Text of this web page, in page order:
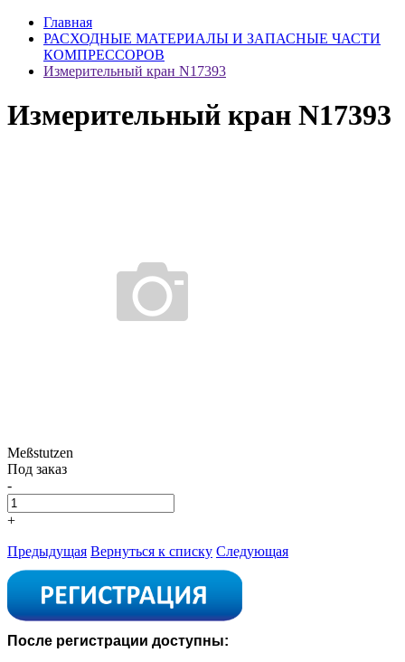
Главная
РАСХОДНЫЕ МАТЕРИАЛЫ И ЗАПАСНЫЕ ЧАСТИ
КОМПРЕССОРОВ
Измерительный кран N17393
Измерительный кран N17393
Meßstutzen
Под заказ
-
+
Предыдущая Вернуться к списку Следующая
После регистрации доступны: